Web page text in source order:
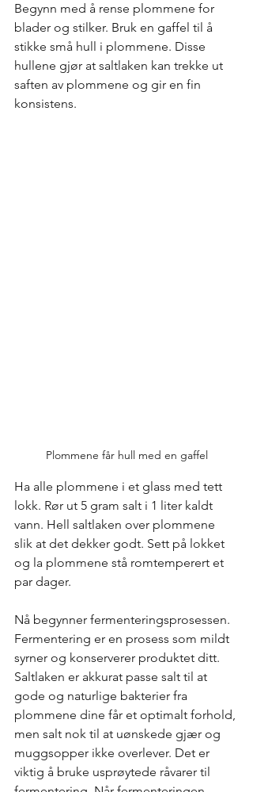
Begynn med å rense plommene for
blader og stilker. Bruk en gaffel til å
stikke små hull i plommene. Disse
hullene gjør at saltlaken kan trekke ut
saften av plommene og gir en fin
konsistens.
Plommene får hull med en gaffel
Ha alle plommene i et glass med tett
lokk. Rør ut 5 gram salt i 1 liter kaldt
vann. Hell saltlaken over plommene
slik at det dekker godt. Sett på lokket
og la plommene stå romtemperert et
par dager.
Nå begynner fermenteringsprosessen.
Fermentering er en prosess som mildt
syrner og konserverer produktet ditt.
Saltlaken er akkurat passe salt til at
gode og naturlige bakterier fra
plommene dine får et optimalt forhold,
men salt nok til at uønskede gjær og
muggsopper ikke overlever. Det er
viktig å bruke usprøytede råvarer til